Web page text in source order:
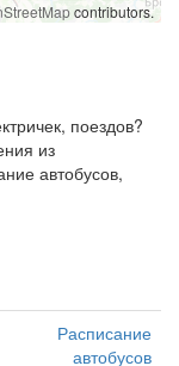
contributors.
поездов?
из
автобусов,
Расписание
автобусов